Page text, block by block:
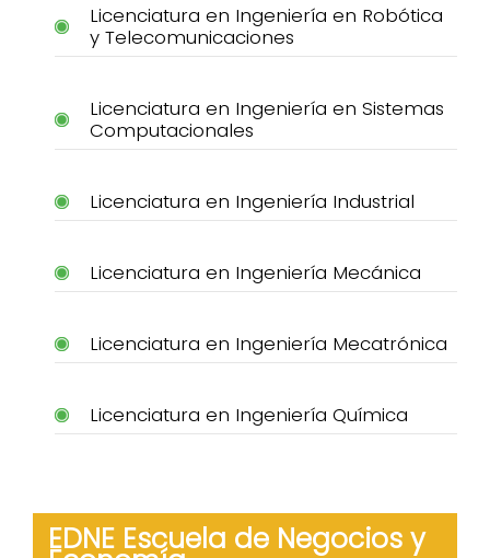
Licenciatura en Ingeniería en Robótica
y Telecomunicaciones
Licenciatura en Ingeniería en Sistemas
Computacionales
Licenciatura en Ingeniería Industrial
Licenciatura en Ingeniería Mecánica
Licenciatura en Ingeniería Mecatrónica
Licenciatura en Ingeniería Química
EDNE Escuela de Negocios y